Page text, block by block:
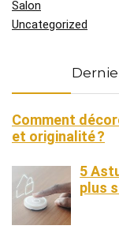
Salon
Uncategorized
Comment
et originalité ?
5
plus